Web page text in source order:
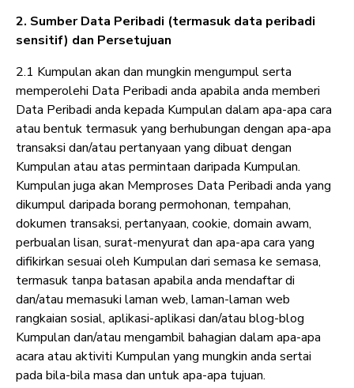
2. Sumber Data Peribadi (termasuk data peribadi
sensitif) dan Persetujuan
2.1 Kumpulan akan dan mungkin mengumpul serta
memperolehi Data Peribadi anda apabila anda memberi
Data Peribadi anda kepada Kumpulan dalam apa-apa cara
atau bentuk termasuk yang berhubungan dengan apa-apa
transaksi dan/atau pertanyaan yang dibuat dengan
Kumpulan atau atas permintaan daripada Kumpulan.
Kumpulan juga akan Memproses Data Peribadi anda yang
dikumpul daripada borang permohonan, tempahan,
dokumen transaksi, pertanyaan, cookie, domain awam,
perbualan lisan, surat-menyurat dan apa-apa cara yang
difikirkan sesuai oleh Kumpulan dari semasa ke semasa,
termasuk tanpa batasan apabila anda mendaftar di
dan/atau memasuki laman web, laman-laman web
rangkaian sosial, aplikasi-aplikasi dan/atau blog-blog
Kumpulan dan/atau mengambil bahagian dalam apa-apa
acara atau aktiviti Kumpulan yang mungkin anda sertai
pada bila-bila masa dan untuk apa-apa tujuan.